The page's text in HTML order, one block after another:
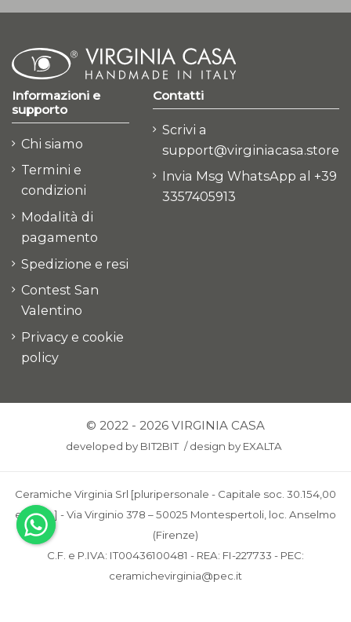
Informazioni e
supporto
Chi siamo
Termini e
condizioni
Modalità di
pagamento
Spedizione e resi
Contest San
Valentino
Privacy e cookie
policy
Contatti
Scrivi a
support@virginiacasa.store
Invia Msg WhatsApp al +39
3357405913
© 2022 - 2026 VIRGINIA CASA
developed by BIT2BIT /design by EXALTA
Ceramiche Virginia Srl [pluripersonale - Capitale soc. 30.154,00
euro i.v.] - Via Virginio 378 – 50025 Montespertoli, loc. Anselmo
(Firenze)
C.F. e P.IVA: IT00436100481 - REA: FI-227733 - PEC:
ceramichevirginia@pec.it